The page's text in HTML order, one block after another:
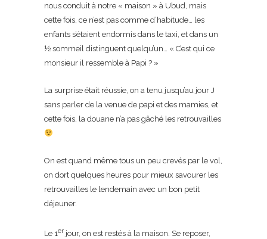
nous conduit à notre « maison » à Ubud, mais
cette fois, ce n’est pas comme d’habitude… les
enfants s’étaient endormis dans le taxi, et dans un
½ sommeil distinguent quelqu’un… « C’est qui ce
monsieur il ressemble à Papi ? »
La surprise était réussie, on a tenu jusqu’au jour J
sans parler de la venue de papi et des mamies, et
cette fois, la douane n’a pas gâché les retrouvailles
On est quand même tous un peu crevés par le vol,
on dort quelques heures pour mieux savourer les
retrouvailles le lendemain avec un bon petit
déjeuner.
Le 1er jour, on est restés à la maison. Se reposer,